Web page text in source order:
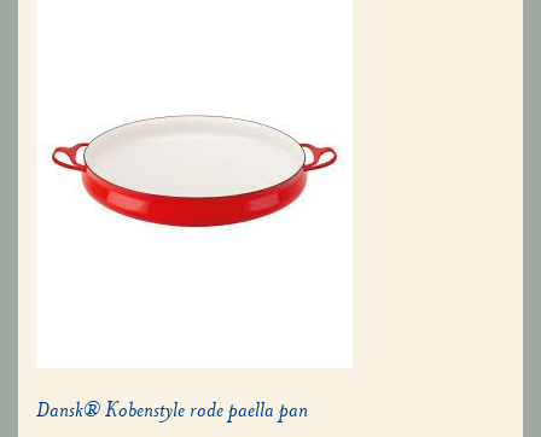
Dansk® Kobenstyle rode paella pan